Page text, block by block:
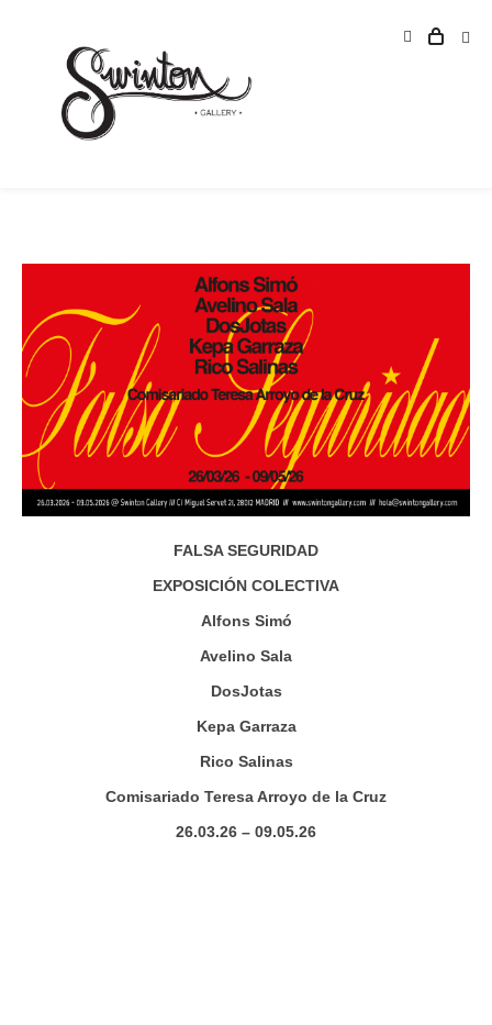
FALSA SEGURIDAD
EXPOSICIÓN COLECTIVA
Alfons Simó
Avelino Sala
DosJotas
Kepa Garraza
Rico Salinas
Comisariado Teresa Arroyo de la Cruz
26.03.26 – 09.05.26